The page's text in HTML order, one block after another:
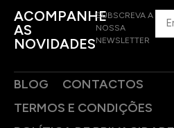
ACOMPANHE
AS
NOVIDADES
SUBSCREVA A
NOSSA
NEWSLETTER
BLOG
CONTACTOS
TERMOS E CONDIÇÕES